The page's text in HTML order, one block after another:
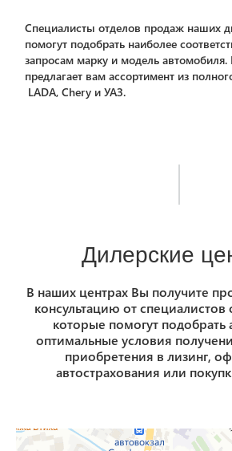
Специалисты отделов продаж наших
помогут подобрать наиболее
запросам марку и модель
предлагает вам ассортимент из
LADA, Chery и УАЗ.
Дилерские
В наших центрах Вы получите
консультацию от
которые помогут подобрать
оптимальные условия
приобретения в лизинг,
автострахования или